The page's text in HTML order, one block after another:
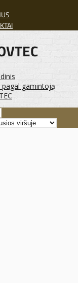
pagal gamintoją